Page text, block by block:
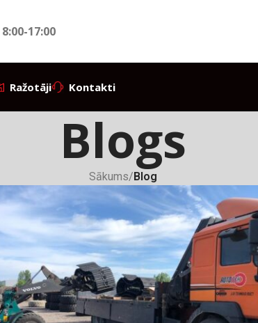
8:00-17:00
Ražotāji Kontakti
Blogs
Sākums/Blog